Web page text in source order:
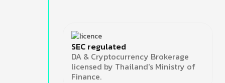
SEC regulated
DA & Cryptocurrency Brokerage
licensed by Thailand's Ministry of
Finance.